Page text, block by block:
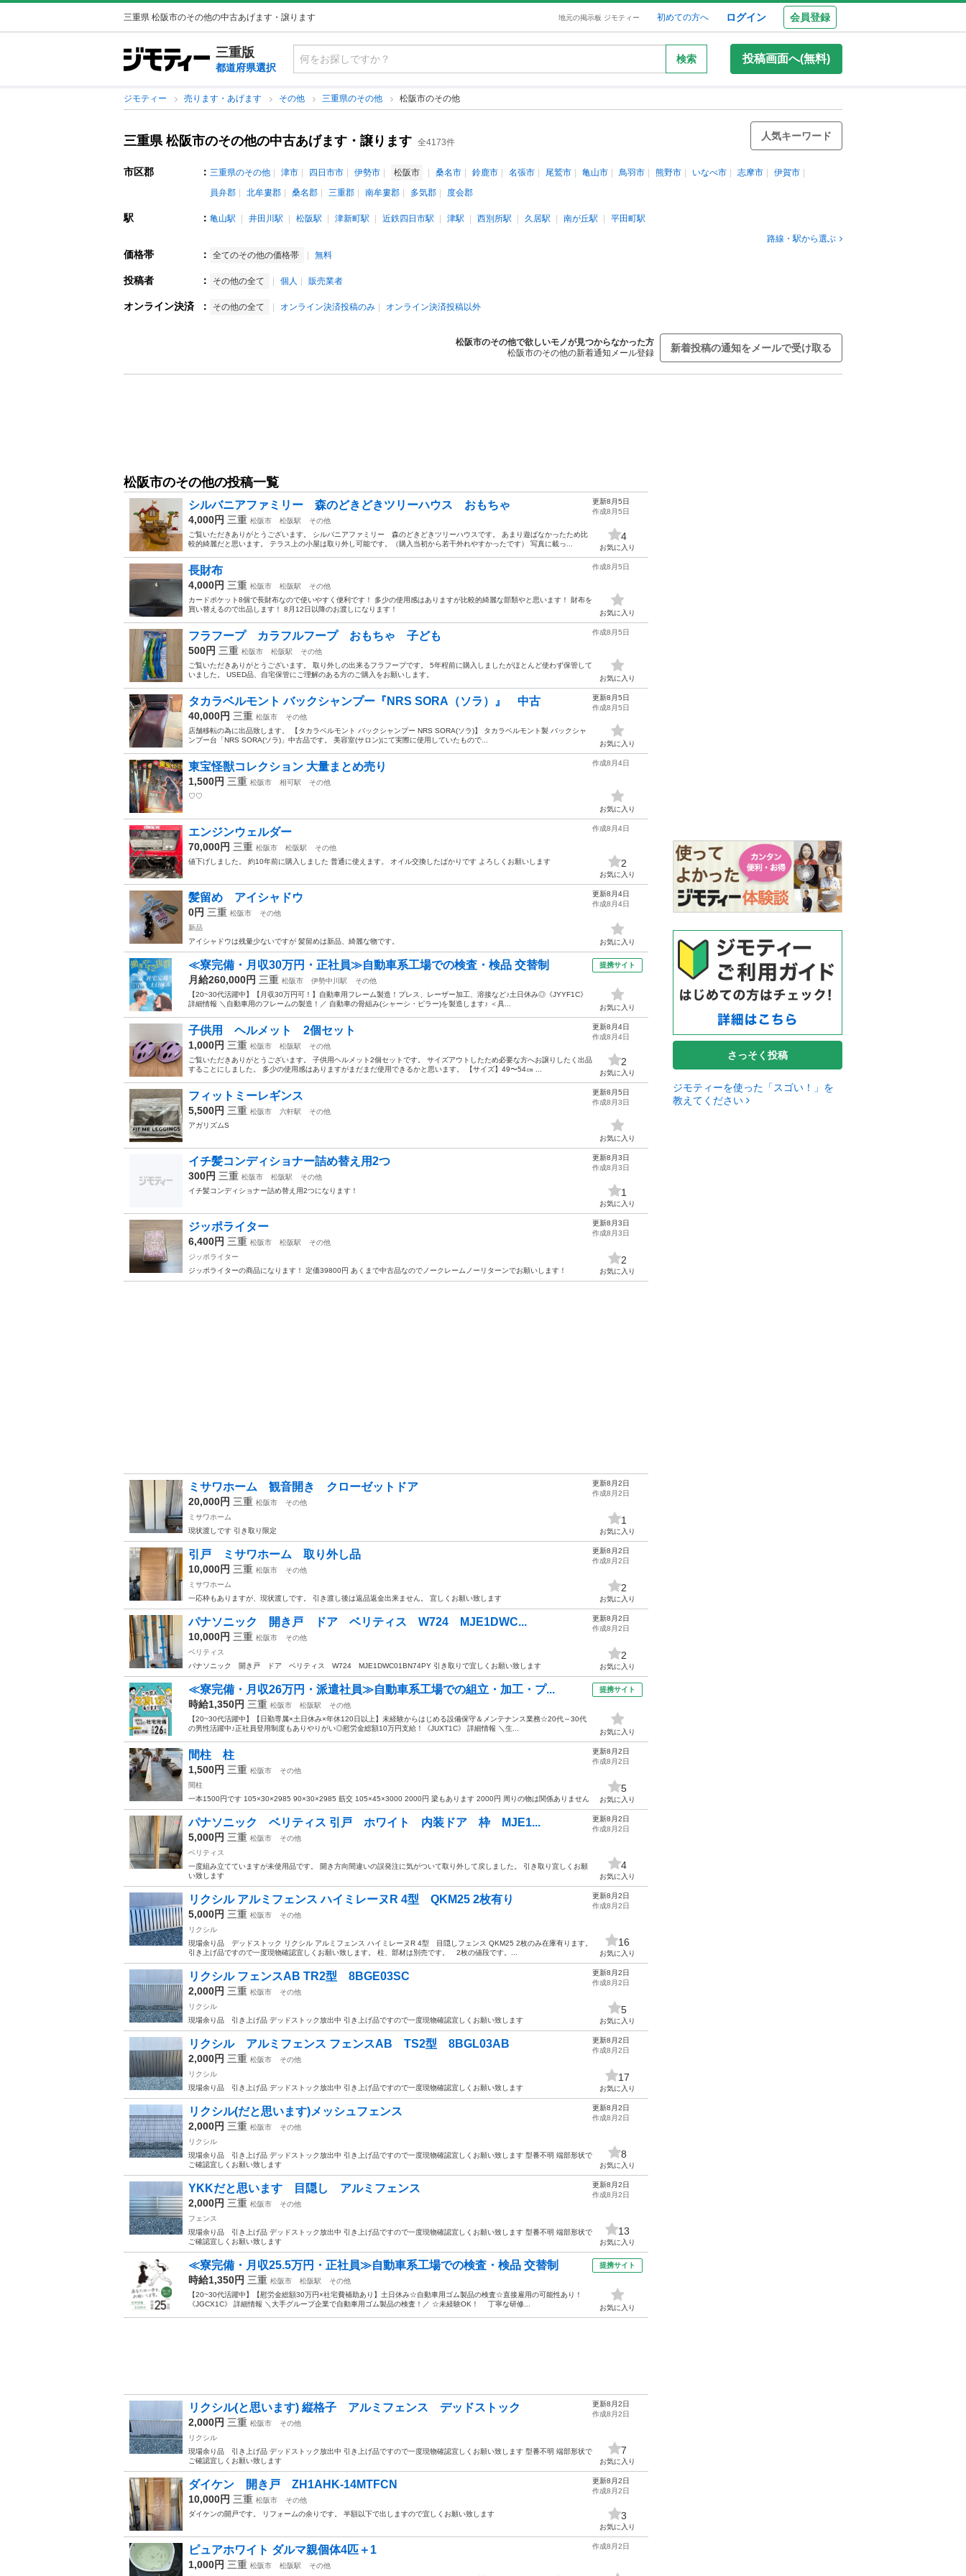
三重県 松阪市のその他の中古あげます・譲ります 地元の掲示板 ジモティー 初めての方へ ログイン 会員登録
三重版
都道府県選択
検索 投稿画面へ(無料)
ジモティー 売ります・あげます その他 三重県のその他 松阪市のその他
三重県 松阪市のその他の中古あげます・譲ります 全4173件
人気キーワード
市区郡 ： 三重県のその他 津市 四日市市 伊勢市 松阪市 桑名市 鈴鹿市 名張市 尾鷲市 亀山市 鳥羽市 熊野市 いなべ市 志摩市
伊賀市
員弁郡
北牟婁郡 桑名郡 三重郡 南牟婁郡 多気郡 度会郡
駅 ： 亀山駅 井田川駅 松阪駅 津新町駅 近鉄四日市駅 津駅 西別所駅 久居駅 南が丘駅
平田町駅
路線・駅から選ぶ
価格帯 ： 全てのその他の価格帯 無料
投稿者 ： その他の全て 個人 販売業者
オンライン決済 ： その他の全て オンライン決済投稿のみ オンライン決済投稿以外
松阪市のその他で欲しいモノが見つからなかった方
松阪市のその他の新着通知メール登録
新着投稿の通知をメールで受け取る
松阪市のその他の投稿一覧
シルバニアファミリー 森のどきどきツリーハウス おもちゃ
4,000円 三重 松阪市 松阪駅
その他
ご覧いただきありがとうございます。 シルバニアファミリー 森のどきどきツリーハウスです。 あまり遊ばなかったため比
較的綺麗だと思います。 テラス上の小屋は取り外し可能です。（購入当初から若干外れやすかったです） 写真に載っ...
更新8月5日
作成8月5日
4
お気に入り
長財布
4,000円 三重 松阪市 松阪駅
その他
カードポケット8個で長財布なので使いやすく便利です！ 多少の使用感はありますが比較的綺麗な部類やと思います！ 財布を
買い替えるので出品します！ 8月12日以降のお渡しになります！
作成8月5日
お気に入り
フラフープ カラフルフープ おもちゃ 子ども
500円 三重 松阪市 松阪駅
その他
ご覧いただきありがとうございます。 取り外しの出来るフラフープです。 5年程前に購入しましたがほとんど使わず保管して
いました。 USED品、自宅保管にご理解のある方のご購入をお願いします。
作成8月5日
お気に入り
タカラベルモント バックシャンプー『NRS SORA（ソラ）』 中古
40,000円 三重 松阪市
その他
店舗移転の為に出品致します。 【タカラベルモント バックシャンプー NRS SORA(ソラ)】 タカラベルモント製 バックシャ
ンプー台「NRS SORA(ソラ)」中古品です。 美容室(サロン)にて実際に使用していたもので...
更新8月5日
作成8月5日
お気に入り
東宝怪獣コレクション 大量まとめ売り
1,500円 三重 松阪市 相可駅
その他
♡♡
作成8月4日
お気に入り
エンジンウェルダー
70,000円 三重 松阪市 松阪駅
その他
値下げしました。 約10年前に購入しました 普通に使えます。 オイル交換したばかりです よろしくお願いします
作成8月4日
2
お気に入り
髪留め アイシャドウ
0円 三重 松阪市
その他
新品
アイシャドウは残量少ないですが 髪留めは新品、綺麗な物です。
更新8月4日
作成8月4日
お気に入り
≪寮完備・月収30万円・正社員≫自動車系工場での検査・検品 交替制
月給260,000円 三重 松阪市 伊勢中川駅
その他
【20~30代活躍中】【月収30万円可！】自動車用フレーム製造！プレス、レーザー加工、溶接など♪土日休み◎《JYYF1C》
詳細情報 ＼自動車用のフレームの製造！／ 自動車の骨組み(シャーシ・ピラー)を製造します♪ ＜具...
提携サイト
お気に入り
子供用 ヘルメット 2個セット
1,000円 三重 松阪市 松阪駅
その他
ご覧いただきありがとうございます。 子供用ヘルメット2個セットです。 サイズアウトしたため必要な方へお譲りしたく出品
することにしました。 多少の使用感はありますがまだまだ使用できるかと思います。 【サイズ】49〜54㎝ ...
更新8月4日
作成8月4日
2
お気に入り
フィットミーレギンス
5,500円 三重 松阪市 六軒駅
その他
アガリズムS
更新8月5日
作成8月3日
お気に入り
イチ髪コンディショナー詰め替え用2つ
300円 三重 松阪市 松阪駅
その他
イチ髪コンディショナー詰め替え用2つになります！
更新8月3日
作成8月3日
1
お気に入り
ジッポライター
6,400円 三重 松阪市 松阪駅
その他
ジッポライター
ジッポライターの商品になります！ 定価39800円 あくまで中古品なのでノークレームノーリターンでお願いします！
更新8月3日
作成8月3日
2
お気に入り
ミサワホーム 観音開き クローゼットドア
20,000円 三重 松阪市
その他
ミサワホーム
現状渡しです 引き取り限定
更新8月2日
作成8月2日
1
お気に入り
引戸 ミサワホーム 取り外し品
10,000円 三重 松阪市
その他
ミサワホーム
一応枠もありますが、現状渡しです。 引き渡し後は返品返金出来ません。 宜しくお願い致します
更新8月2日
作成8月2日
2
お気に入り
パナソニック 開き戸 ドア ベリティス W724 MJE1DWC...
10,000円 三重 松阪市
その他
ベリティス
パナソニック 開き戸 ドア ベリティス W724 MJE1DWC01BN74PY 引き取りで宜しくお願い致します
更新8月2日
作成8月2日
2
お気に入り
≪寮完備・月収26万円・派遣社員≫自動車系工場での組立・加工・プ...
時給1,350円 三重 松阪市 松阪駅
その他
【20~30代活躍中】【日勤専属×土日休み×年休120日以上】未経験からはじめる設備保守＆メンテナンス業務☆20代～30代
の男性活躍中♪正社員登用制度もありやりがい◎慰労金総額10万円支給！《JUXT1C》 詳細情報 ＼生...
提携サイト
お気に入り
間柱 柱
1,500円 三重 松阪市
その他
間柱
一本1500円です 105×30×2985 90×30×2985 筋交 105×45×3000 2000円 梁もあります 2000円 周りの物は関係ありません
更新8月2日
作成8月2日
5
お気に入り
パナソニック ベリティス 引戸 ホワイト 内装ドア 枠 MJE1...
5,000円 三重 松阪市
その他
ベリティス
一度組み立てていますが未使用品です。 開き方向間違いの誤発注に気がついて取り外して戻しました。 引き取り宜しくお願
い致します
更新8月2日
作成8月2日
4
お気に入り
リクシル アルミフェンス ハイミレーヌR 4型 QKM25 2枚有り
5,000円 三重 松阪市
その他
リクシル
現場余り品 デッドストック リクシル アルミフェンス ハイミレーヌR 4型 目隠しフェンス QKM25 2枚のみ在庫有ります。
引き上げ品ですので一度現物確認宜しくお願い致します。 柱、部材は別売です。 2枚の値段です。...
更新8月2日
作成8月2日
16
お気に入り
リクシル フェンスAB TR2型 8BGE03SC
2,000円 三重 松阪市
その他
リクシル
現場余り品 引き上げ品 デッドストック放出中 引き上げ品ですので一度現物確認宜しくお願い致します
更新8月2日
作成8月2日
5
お気に入り
リクシル アルミフェンス フェンスAB TS2型 8BGL03AB
2,000円 三重 松阪市
その他
リクシル
現場余り品 引き上げ品 デッドストック放出中 引き上げ品ですので一度現物確認宜しくお願い致します
更新8月2日
作成8月2日
17
お気に入り
リクシル(だと思います)メッシュフェンス
2,000円 三重 松阪市
その他
リクシル
現場余り品 引き上げ品 デッドストック放出中 引き上げ品ですので一度現物確認宜しくお願い致します 型番不明 端部形状で
ご確認宜しくお願い致します
更新8月2日
作成8月2日
8
お気に入り
YKKだと思います 目隠し アルミフェンス
2,000円 三重 松阪市
その他
フェンス
現場余り品 引き上げ品 デッドストック放出中 引き上げ品ですので一度現物確認宜しくお願い致します 型番不明 端部形状で
ご確認宜しくお願い致します
更新8月2日
作成8月2日
13
お気に入り
≪寮完備・月収25.5万円・正社員≫自動車系工場での検査・検品 交替制
時給1,350円 三重 松阪市 松阪駅
その他
【20~30代活躍中】【慰労金総額30万円×社宅費補助あり】土日休み☆自動車用ゴム製品の検査☆直接雇用の可能性あり！
《JGCX1C》 詳細情報 ＼大手グループ企業で自動車用ゴム製品の検査！／ ☆未経験OK！ 丁寧な研修...
提携サイト
お気に入り
リクシル(と思います) 縦格子 アルミフェンス デッドストック
2,000円 三重 松阪市
その他
リクシル
現場余り品 引き上げ品 デッドストック放出中 引き上げ品ですので一度現物確認宜しくお願い致します 型番不明 端部形状で
ご確認宜しくお願い致します
更新8月2日
作成8月2日
7
お気に入り
ダイケン 開き戸 ZH1AHK-14MTFCN
10,000円 三重 松阪市
その他
ダイケンの開戸です。 リフォームの余りです。 半額以下で出しますので宜しくお願い致します
更新8月2日
作成8月2日
3
お気に入り
ピュアホワイト ダルマ親個体4匹＋1
1,000円 三重 松阪市 松阪駅
その他
作成8月2日
さっそく投稿
ジモティーを使った「スゴい！」を
教えてください